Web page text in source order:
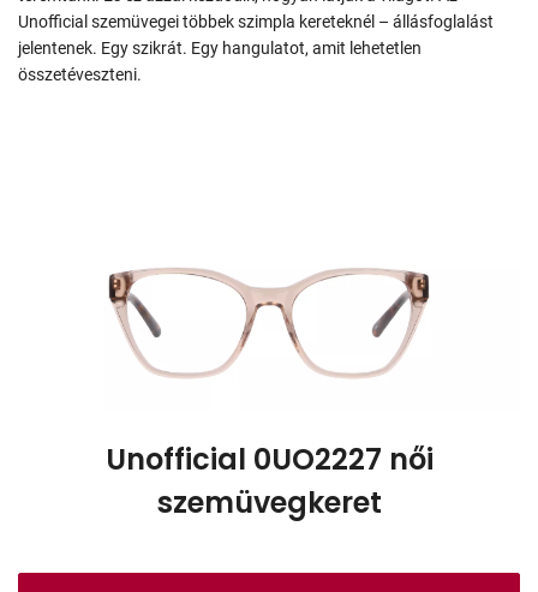
Unofficial szemüvegei többek szimpla kereteknél – állásfoglalást
jelentenek. Egy szikrát. Egy hangulatot, amit lehetetlen
összetéveszteni.
Unofficial 0UO2227 női
szemüvegkeret